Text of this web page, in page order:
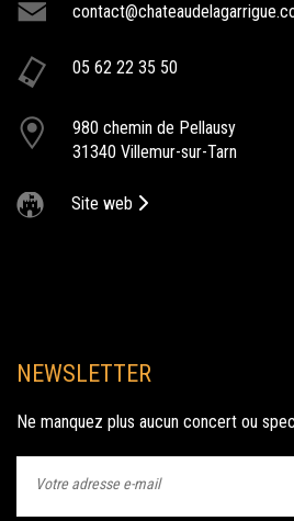
cocktail
Le Château de la Garrigue vous
05 62 22 35 50
980 chemin de Pellausy
31340 Villemur-sur-Tarn
Site web
NEWSLETTER
Ne manquez plus aucun concert ou